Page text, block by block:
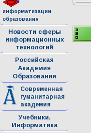
информатизации
образования
Новости сферы
информационных
технологий
Российская
Академия
Образования
Современная
гуманитарная
академия
Учебники.
Информатика